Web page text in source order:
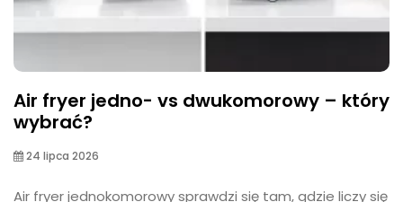
Air fryer jedno- vs dwukomorowy – który
wybrać?
24 lipca 2026
Air fryer jednokomorowy sprawdzi się tam, gdzie liczy się